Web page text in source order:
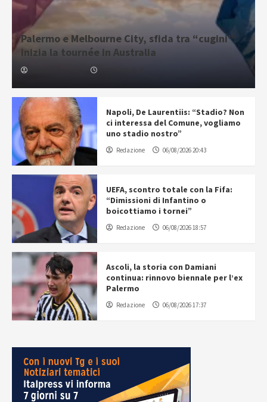
Palermo e Melbourne City, sfida tra “cugini”:
inizia la tournée in Australia
Napoli, De Laurentiis: “Stadio? Non
ci interessa del Comune, vogliamo
uno stadio nostro”
Redazione 06/08/2026 20:43
UEFA, scontro totale con la Fifa:
“Dimissioni di Infantino o
boicottiamo i tornei”
Redazione 06/08/2026 18:57
Ascoli, la storia con Damiani
continua: rinnovo biennale per l’ex
Palermo
Redazione 06/08/2026 17:37